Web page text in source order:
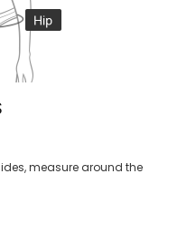
measure around the